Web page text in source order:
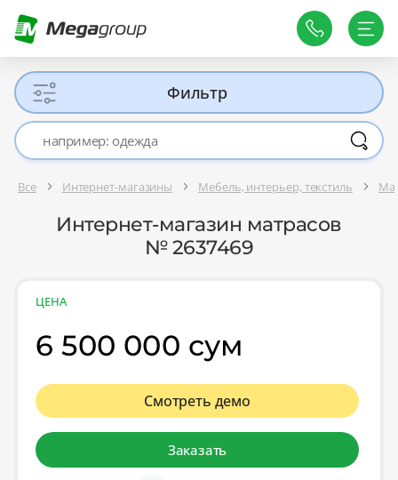
Фильтр
Все Интернет-магазины Мебель, интерьер, текстиль
Интернет-магазин матрасов
№ 2637469
ЦЕНА
6 500 000 сум
Смотреть демо
Заказать